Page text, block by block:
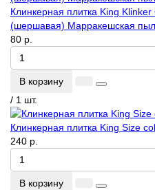
Клинкерная плитка King
(шершавая) Марракешская
80 р.
В корзину
/ 1 шт.
Клинкерная плитка King Size
240 р.
В корзину